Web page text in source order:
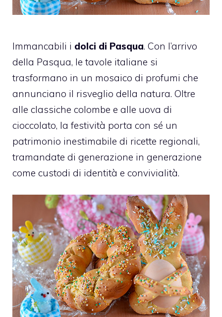
Immancabili i dolci di Pasqua. Con l’arrivo
della Pasqua, le tavole italiane si
trasformano in un mosaico di profumi che
annunciano il risveglio della natura. Oltre
alle classiche colombe e alle uova di
cioccolato, la festività porta con sé un
patrimonio inestimabile di ricette regionali,
tramandate di generazione in generazione
come custodi di identità e convivialità.